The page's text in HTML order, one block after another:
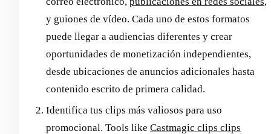
y guiones de vídeo. Cada uno de estos formatos
puede llegar a audiencias diferentes y crear
oportunidades de monetización independientes,
desde ubicaciones de anuncios adicionales hasta
contenido escrito de primera calidad.
Identifica tus clips más valiosos para uso
promocional. Tools like Castmagic clips clips